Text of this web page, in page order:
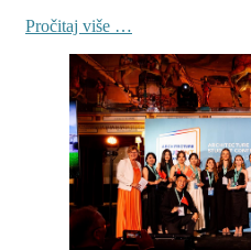
Pročitaj više …